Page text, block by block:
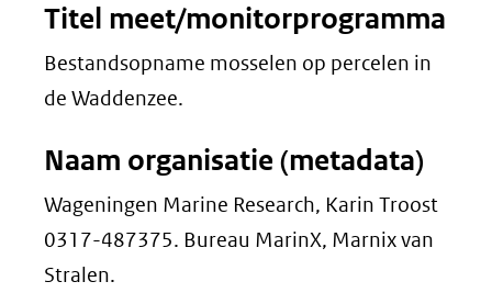
Titel meet/monitorprogramma
Bestandsopname mosselen op percelen in
de Waddenzee.
Naam organisatie (metadata)
Wageningen Marine Research, Karin Troost
0317-487375. Bureau MarinX, Marnix van
Stralen.